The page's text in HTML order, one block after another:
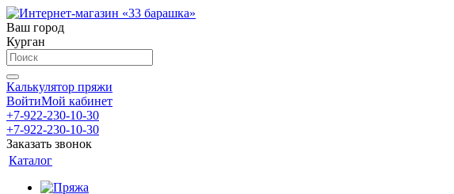
Ваш город
Курган
Калькулятор пряжи
ВойтиМой кабинет
+7-922-230-10-30
+7-922-230-10-30
Заказать звонок
Каталог